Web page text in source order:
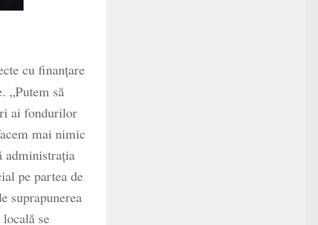
cu finanţare
„Putem să
ai fondurilor
mai nimic
administraţia
pe partea de
suprapunerea
se